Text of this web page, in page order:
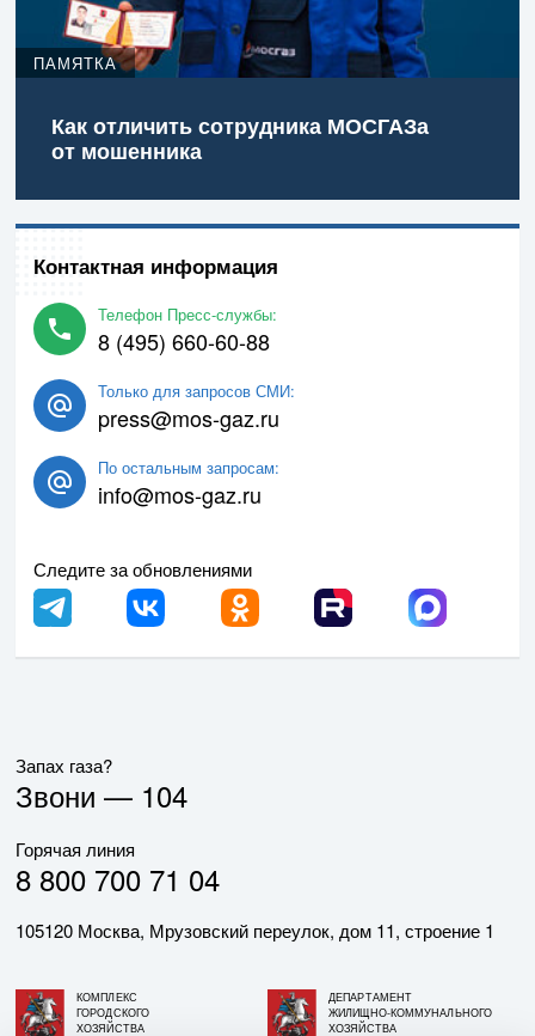
ПАМЯТКА
Как отличить сотрудника МОСГАЗа
от мошенника
Контактная информация
Телефон Пресс-службы:
8 (495) 660-60-88
Только для запросов СМИ:
press@mos-gaz.ru
По остальным запросам:
info@mos-gaz.ru
Следите за обновлениями
Запах газа?
Звони — 104
Горячая линия
8 800 700 71 04
105120 Москва, Мрузовский переулок, дом 11, строение 1
КОМПЛЕКС
ГОРОДСКОГО
ХОЗЯЙСТВА
ДЕПАРТАМЕНТ
ЖИЛИЩНО-КОММУНАЛЬНОГО
ХОЗЯЙСТВА